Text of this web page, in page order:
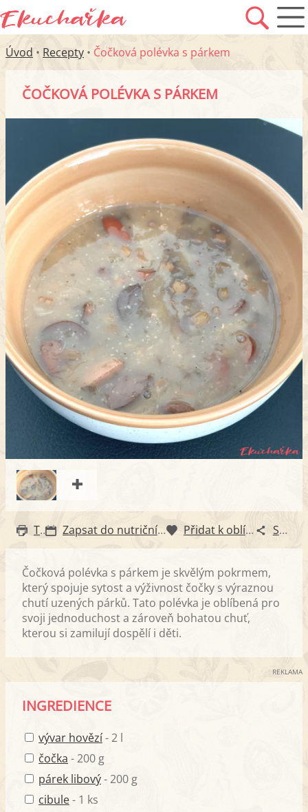
Úvod • Recepty • Čočková polévka s párkem
ČOČKOVÁ POLÉVKA S PÁRKEM
Tisk Zapsat do nutričního diáře Přidat k oblíbeným Sdílet
Čočková polévka s párkem je skvělým pokrmem,
který spojuje sytost a výživnost čočky s výraznou
chutí uzených párků. Tato polévka je oblíbená pro
svoji jednoduchost a zároveň bohatou chuť,
kterou si zamilují dospělí i děti.
REKLAMA
INGREDIENCE
vývar hovězí- 2 l
čočka - 200 g
párek libový- 200 g
cibule- 1 ks